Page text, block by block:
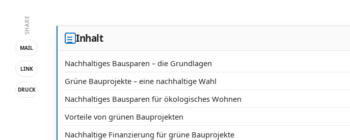
SHARE
MAIL
LINK
DRUCK
Inhalt
Nachhaltiges Bausparen – die Grundlagen
Grüne Bauprojekte – eine nachhaltige Wahl
Nachhaltiges Bausparen für ökologisches Wohnen
Vorteile von grünen Bauprojekten
Nachhaltige Finanzierung für grüne Bauprojekte